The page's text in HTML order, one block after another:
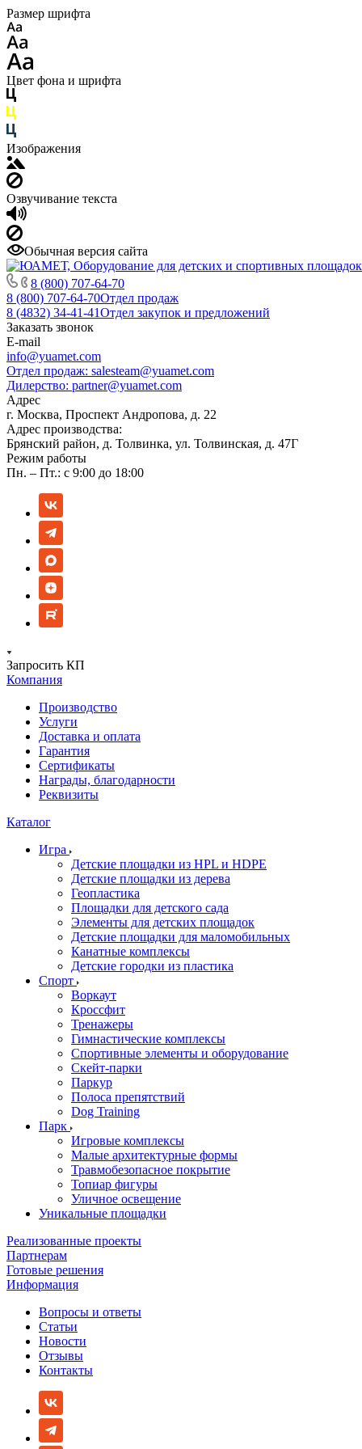
Размер шрифта
Цвет фона и шрифта
Изображения
Озвучивание текста
Обычная версия сайта
8 (800) 707-64-70
8 (800) 707-64-70Отдел продаж
8 (4832) 34-41-41Отдел закупок и предложений
Заказать звонок
E-mail
info@yuamet.com
Отдел продаж: salesteam@yuamet.com
Дилерство: partner@yuamet.com
Адрес
г. Москва, Проспект Андропова, д. 22
Адрес производства:
Брянский район, д. Толвинка, ул. Толвинская, д. 47Г
Режим работы
Пн. – Пт.: с 9:00 до 18:00
Запросить КП
Компания
Производство
Услуги
Доставка и оплата
Гарантия
Сертификаты
Награды, благодарности
Реквизиты
Каталог
Игра
Детские площадки из HPL и HDPE
Детские площадки из дерева
Геопластика
Площадки для детского сада
Элементы для детских площадок
Детские площадки для маломобильных
Канатные комплексы
Детские городки из пластика
Спорт
Воркаут
Кроссфит
Тренажеры
Гимнастические комплексы
Спортивные элементы и оборудование
Скейт-парки
Паркур
Полоса препятствий
Dog Training
Парк
Игровые комплексы
Малые архитектурные формы
Травмобезопасное покрытие
Топиар фигуры
Уличное освещение
Уникальные площадки
Реализованные проекты
Партнерам
Готовые решения
Информация
Вопросы и ответы
Статьи
Новости
Отзывы
Контакты